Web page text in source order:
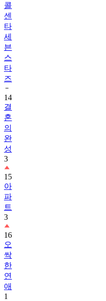
콜
센
타
세
븐
스
타
즈
14
결
혼
의
완
성
3
15
아
파
트
3
16
오
싹
한
연
애
1